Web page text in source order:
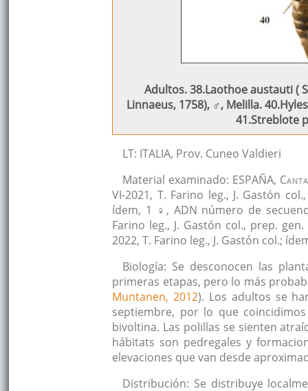
Adultos. 38.Laothoe austauti (
Linnaeus, 1758), ♂, Melilla.
41.Streblote
LT: ITALIA, Prov. Cuneo Valdieri
Material examinado: ESPAÑA, C
VI-2021, T. Farino leg., J. Gastón
ídem, 1 ♀, ADN número de
Farino leg., J. Gastón col., prep. gen.
2022, T. Farino leg., J. Gastón col.;
Biología: Se desconocen las
primeras etapas, pero lo más
Muntanen, 2012). Los adultos se
septiembre, por lo que
bivoltina. Las polillas se sienten
hábitats son pedregales y
elevaciones que van desde
Distribución: Se distribuye